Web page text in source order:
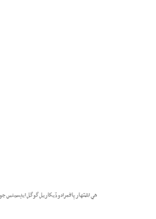
هي اشتهار پاڻمرادو ڏيکاريل گوگل ايڊسينس